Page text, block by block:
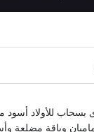
وياقة مضلعة